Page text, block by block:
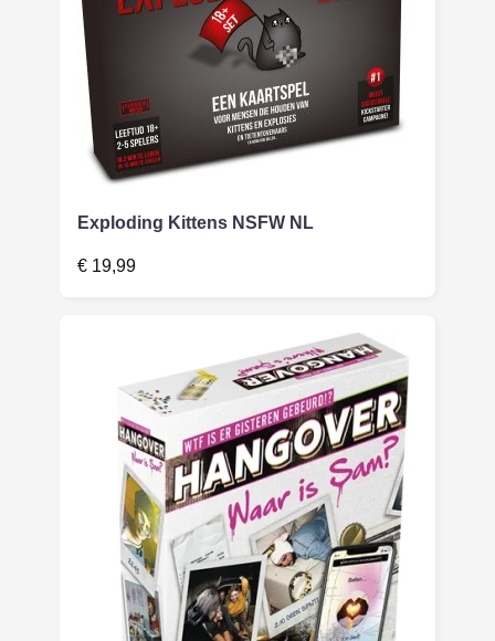
Exploding Kittens NSFW NL
€ 19,99